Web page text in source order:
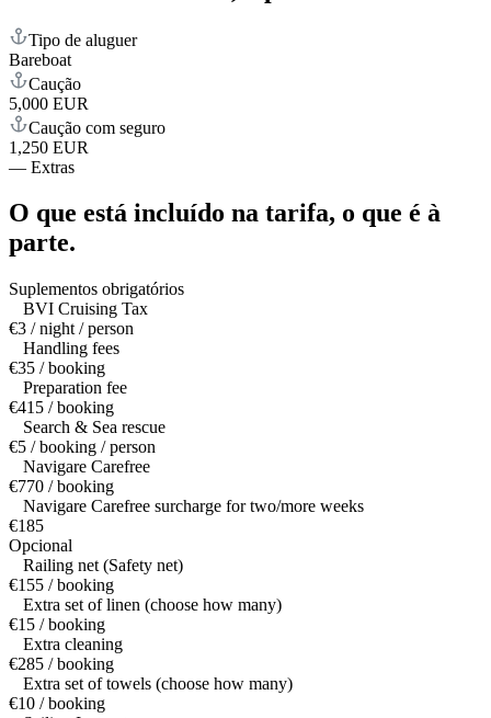
Tipo de aluguer
Bareboat
Caução
5,000 EUR
Caução com seguro
1,250 EUR
— Extras
O que está incluído na tarifa, o que é à
parte.
Suplementos obrigatórios
BVI Cruising Tax
€3 / night / person
Handling fees
€35 / booking
Preparation fee
€415 / booking
Search & Sea rescue
€5 / booking / person
Navigare Carefree
€770 / booking
Navigare Carefree surcharge for two/more weeks
€185
Opcional
Railing net (Safety net)
€155 / booking
Extra set of linen (choose how many)
€15 / booking
Extra cleaning
€285 / booking
Extra set of towels (choose how many)
€10 / booking